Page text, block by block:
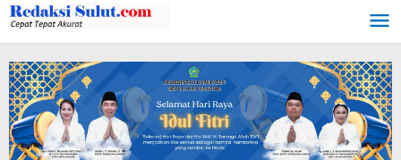
Lewati
ke
konten